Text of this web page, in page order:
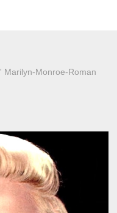
Marilyn-Monroe-Roman